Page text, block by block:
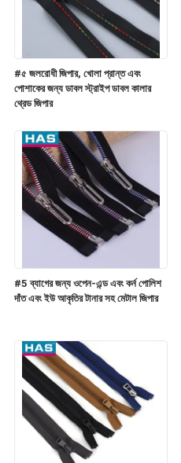
#৫ জলরোধী জিপার, খোলা প্রান্ত এবং
পোশাকের জন্য ডাবল স্ট্রাইপ ডাবল কালার
থ্রেড জিপার
#5 ব্যাগের জন্য ওপেন-এন্ড এবং কর্ন পোলিশ
দাঁত এবং ইউ আকৃতির টানার সহ মেটাল জিপার